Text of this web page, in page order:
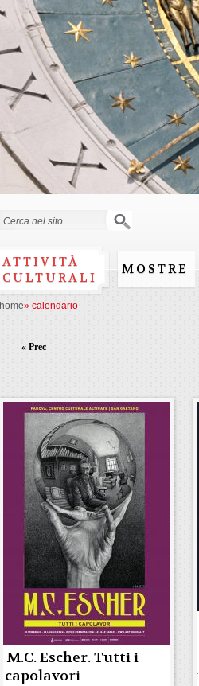
Form di ricerca
ATTIVITÀ
CULTURALI
MOSTRE
home» calendario
« Prec
M.C. Escher. Tutti i
capolavori